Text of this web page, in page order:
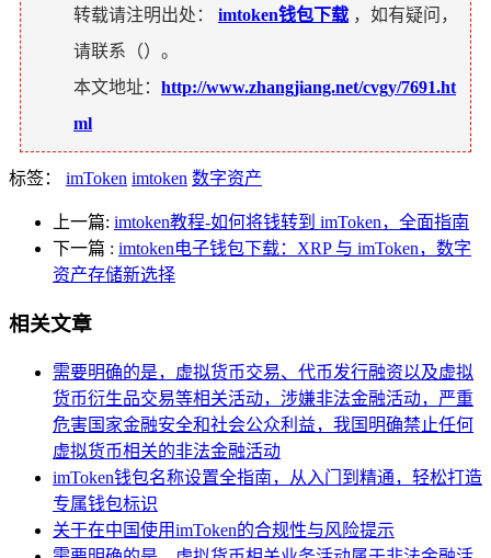
转载请注明出处： imtoken钱包下载 ，如有疑问，
请联系（）。
本文地址： http://www.zhangjiang.net/cvgy/7691.ht
ml
标签： imToken imtoken 数字资产
上一篇: imtoken教程-如何将钱转到 imToken，全面指南
下一篇 : imtoken电子钱包下载：XRP 与 imToken，数字
资产存储新选择
相关文章
需要明确的是，虚拟货币交易、代币发行融资以及虚拟
货币衍生品交易等相关活动，涉嫌非法金融活动，严重
危害国家金融安全和社会公众利益，我国明确禁止任何
虚拟货币相关的非法金融活动
imToken钱包名称设置全指南，从入门到精通，轻松打造
专属钱包标识
关于在中国使用imToken的合规性与风险提示